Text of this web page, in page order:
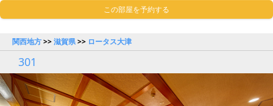
この部屋を予約する
関西地方>>滋賀県>> ロータス大津
301